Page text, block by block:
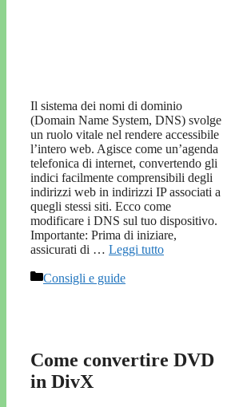
Il sistema dei nomi di dominio
(Domain Name System, DNS) svolge
un ruolo vitale nel rendere accessibile
l’intero web. Agisce come un’agenda
telefonica di internet, convertendo gli
indici facilmente comprensibili degli
indirizzi web in indirizzi IP associati a
quegli stessi siti. Ecco come
modificare i DNS sul tuo dispositivo.
Importante: Prima di iniziare,
assicurati di … Leggi tutto
Categorie
Consigli e guide
Come convertire DVD
in DivX